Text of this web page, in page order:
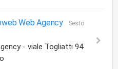
Web Agency
Sesto
- viale Togliatti 94